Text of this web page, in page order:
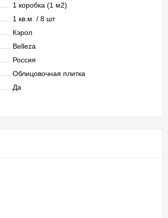
1 коробка (1 м2)
1 кв.м. / 8 шт
Кэрол
Belleza
Россия
Облицовочная плитка
Да